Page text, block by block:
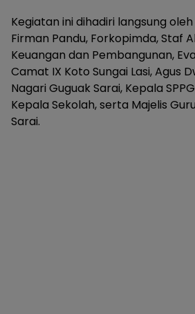
Kegiatan ini dihadiri langsung
Firman Pandu, Forkopimda, Staf
Keuangan dan Pembangunan,
Camat IX Koto Sungai Lasi, Agus
Nagari Guguak Sarai, Kepala
Kepala Sekolah, serta Majelis
Sarai.